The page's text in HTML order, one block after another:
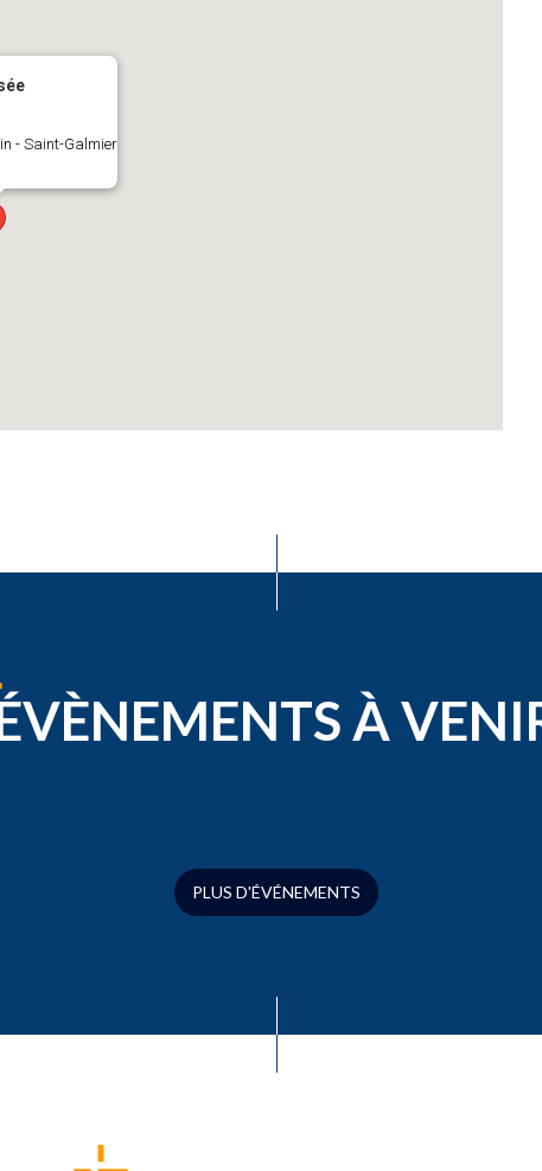
- Saint-Galmier
À
PLUS D'ÉVÉNEMENTS